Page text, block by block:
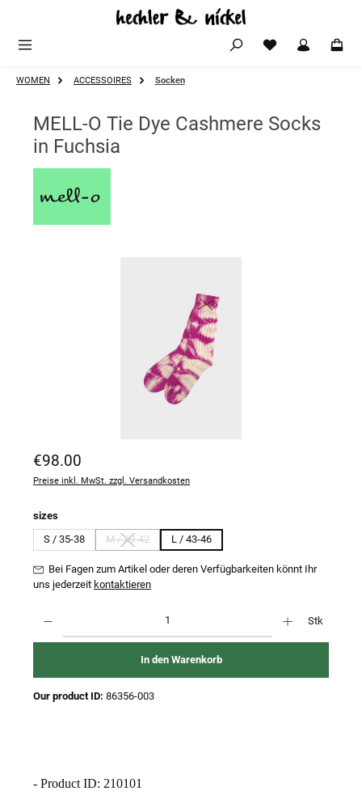
Zum Hauptinhalt springen
WOMEN ACCESSOIRES Socken
MELL-O Tie Dye Cashmere Socks
in Fuchsia
Regulärer Preis:
€98.00
Preise inkl. MwSt. zzgl. Versandkosten
sizesauswählen
S / 35-38
M / 39-42
(Diese Option ist zurzeit nicht verfügbar.)
L / 43-46
Bei Fagen zum Artikel oder deren Verfügbarkeiten könnt Ihr
uns jederzeit kontaktieren
Stk
In den Warenkorb
Our product ID: 86356-003
- Product ID: 210101